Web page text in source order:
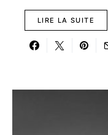
LIRE LA SUITE